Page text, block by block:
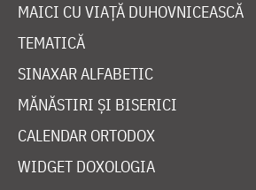
MAICI CU VIAȚĂ DUHOVNICEASCĂ
TEMATICĂ
SINAXAR ALFABETIC
MĂNĂSTIRI ȘI BISERICI
CALENDAR ORTODOX
WIDGET DOXOLOGIA